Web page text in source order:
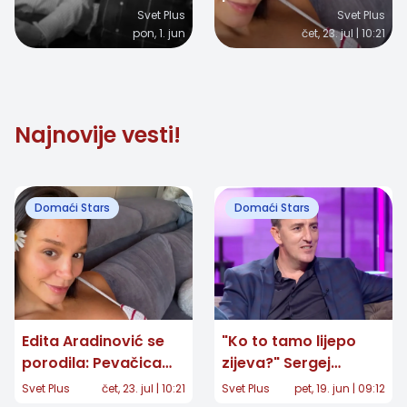
mesci nakon smrti
pevača, izgubila bitku
Svet Plus
pon, 1. jun
objavila prvu
fotografiju ćerke
Svet Plus
čet, 23. jul | 10:21
Najnovije vesti!
Domaći Stars
Edita Aradinović se
porodila: Pevačica
objavila prvu
Svet Plus čet, 23. jul | 10:21
Domaći Stars
"Ko to tamo lijepo
zijeva?" Sergej
Ćetković posle 40
Svet Plus pet, 19. jun | 09:12